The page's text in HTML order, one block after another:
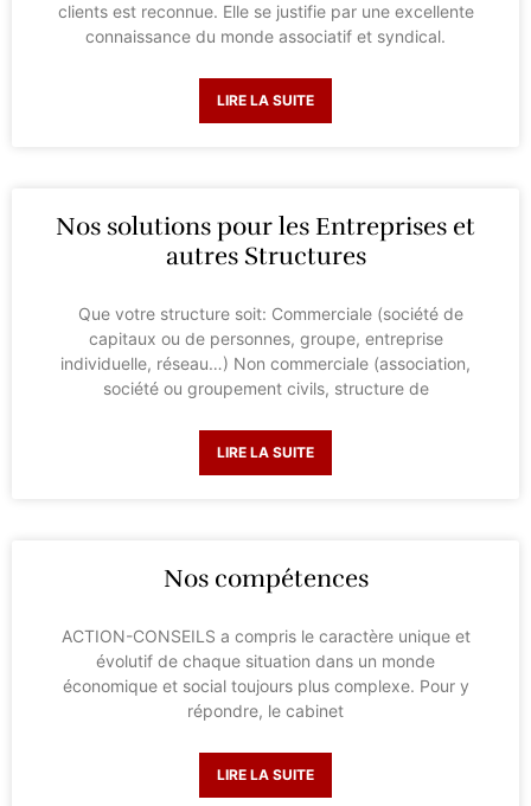
clients est reconnue. Elle se justifie par une excellente
connaissance du monde associatif et syndical.
LIRE LA SUITE
Nos solutions pour les Entreprises et
autres Structures
Que votre structure soit: Commerciale (société de
capitaux ou de personnes, groupe, entreprise
individuelle, réseau…) Non commerciale (association,
société ou groupement civils, structure de
LIRE LA SUITE
Nos compétences
ACTION-CONSEILS a compris le caractère unique et
évolutif de chaque situation dans un monde
économique et social toujours plus complexe. Pour y
répondre, le cabinet
LIRE LA SUITE